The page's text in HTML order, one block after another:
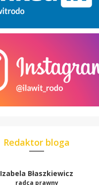
Redaktor bloga
Izabela Błaszkiewicz
radca prawny